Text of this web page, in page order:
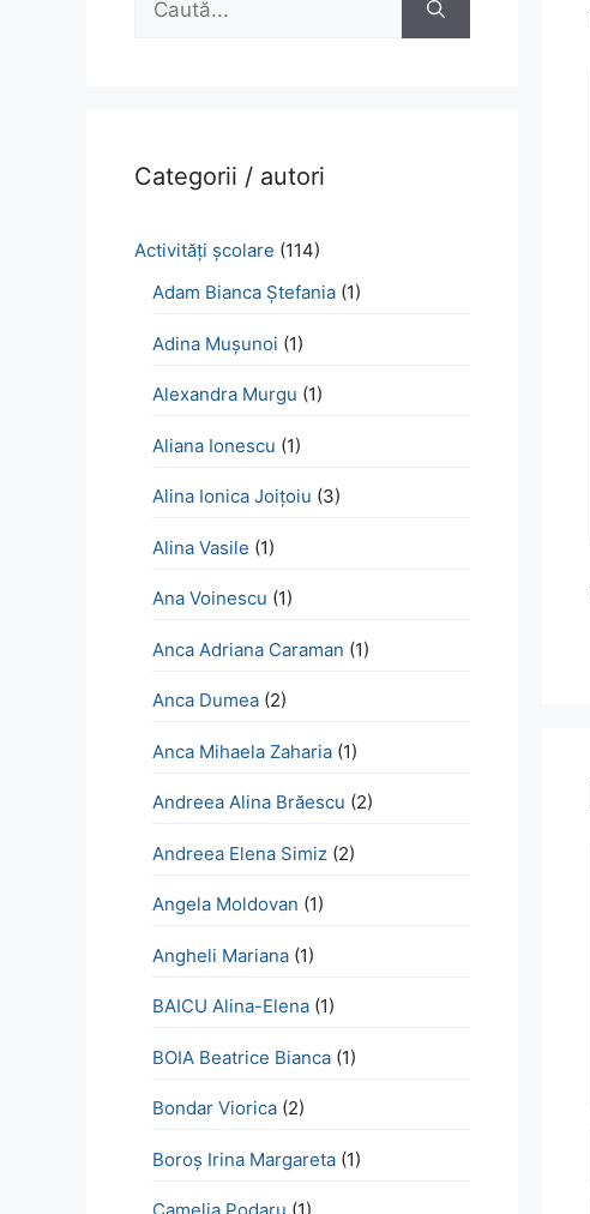
după:
Categorii / autori
Activităţi şcolare (114)
Adam Bianca Ștefania (1)
Adina Mușunoi (1)
Alexandra Murgu (1)
Aliana Ionescu (1)
Alina Ionica Joițoiu (3)
Alina Vasile (1)
Ana Voinescu (1)
Anca Adriana Caraman (1)
Anca Dumea (2)
Anca Mihaela Zaharia (1)
Andreea Alina Brăescu (2)
Andreea Elena Simiz (2)
Angela Moldovan (1)
Angheli Mariana (1)
BAICU Alina-Elena (1)
BOIA Beatrice Bianca (1)
Bondar Viorica (2)
Boroş Irina Margareta (1)